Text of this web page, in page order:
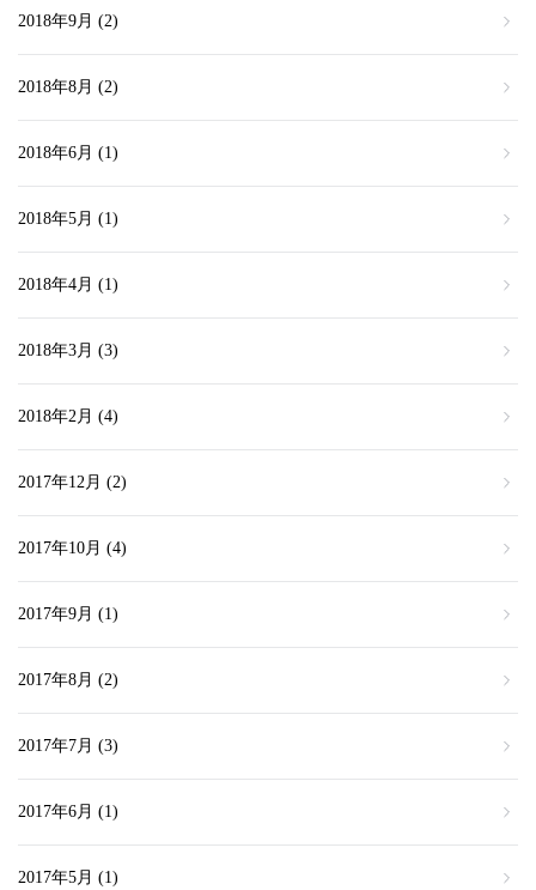
2018年9月 (2)
2018年8月 (2)
2018年6月 (1)
2018年5月 (1)
2018年4月 (1)
2018年3月 (3)
2018年2月 (4)
2017年12月 (2)
2017年10月 (4)
2017年9月 (1)
2017年8月 (2)
2017年7月 (3)
2017年6月 (1)
2017年5月 (1)